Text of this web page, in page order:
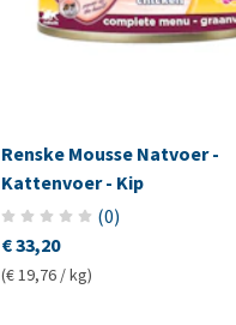
Renske Mousse Natvoer -
Kattenvoer - Kip
(0)
€ 33,20
(€ 19,76 / kg)